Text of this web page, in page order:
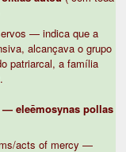
— indica que a
alcançava o grupo
patriarcal, a família
eleēmosynas pollas
acts of mercy —